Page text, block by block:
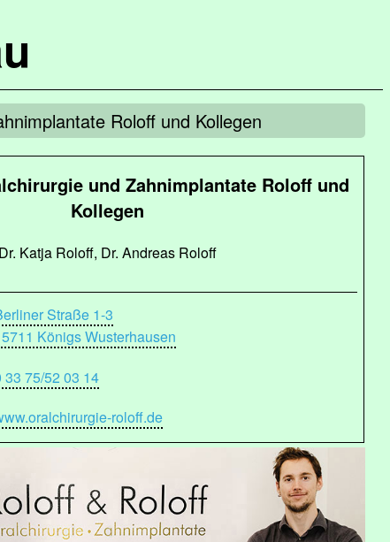
Roloff und Kollegen
und Zahnimplantate Roloff und
Kollegen
Dr. Katja Roloff, Dr. Andreas Roloff
Straße 1-3
Königs Wusterhausen
33 75/52 03 14
roloff.de